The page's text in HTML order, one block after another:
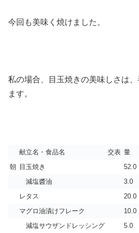
今回も美味く焼けました。
私の場合、目玉焼きの美味しさは
ます。
献立名・食品名 交表 量
朝 目玉焼き 52.0
減塩醬油
3.0
レタス
20.0
マグロ油漬けフレーク
10.0
減塩サウザンドレッシング
5.0